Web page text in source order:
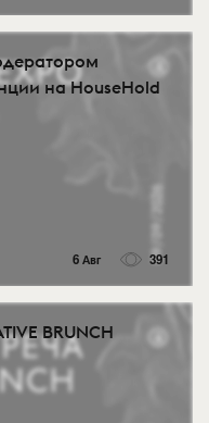
на HouseHold
6 Авг 391
BRUNCH